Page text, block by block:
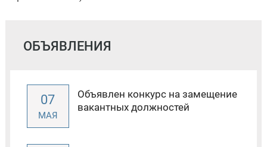
ОБЪЯВЛЕНИЯ
07
МАЯ
Объявлен конкурс на замещение
вакантных должностей